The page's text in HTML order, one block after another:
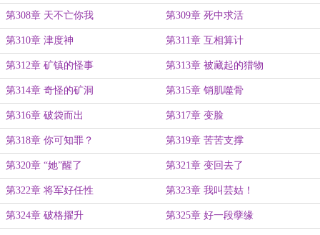
第308章 天不亡你我 第309章 死中求活
第310章 津度神 第311章 互相算计
第312章 矿镇的怪事 第313章 被藏起的猎物
第314章 奇怪的矿洞 第315章 销肌噬骨
第316章 破袋而出 第317章 变脸
第318章 你可知罪？ 第319章 苦苦支撑
第320章 “她”醒了 第321章 变回去了
第322章 将军好任性 第323章 我叫芸姑！
第324章 破格擢升 第325章 好一段孽缘